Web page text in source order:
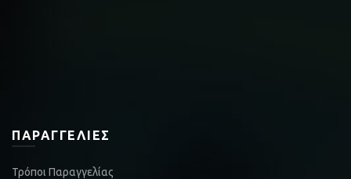
ΠΑΡΑΓΓΕΛΊΕΣ
Τρόποι Παραγγελίας